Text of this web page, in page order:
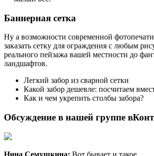
Баннерная сетка
Ну а возможности современной
заказать сетку для ограждения с любым
реального пейзажа вашей местности до
ландшафтов.
Легкий забор из сварной сетки
Какой забор дешевле: посчитаем
Как и чем укрепить столбы забора?
Обсуждение в нашей группе
Нина Семушкина: Вот бывает и такое